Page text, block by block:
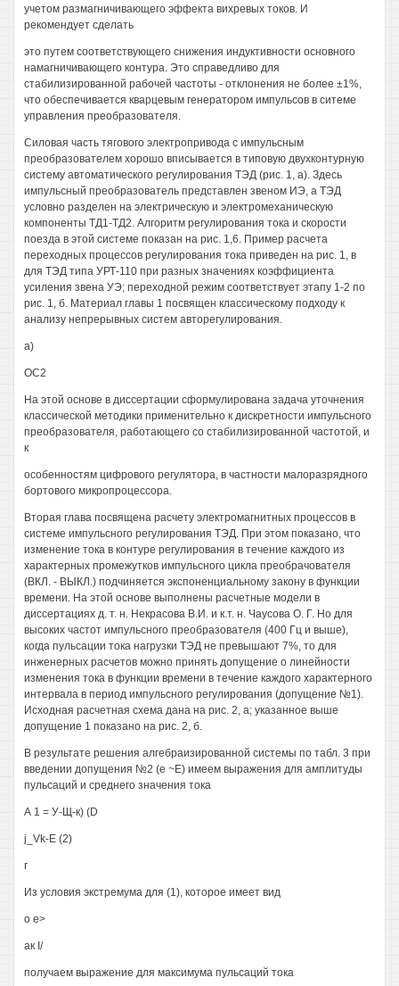
учетом размагничивающего эффекта вихревых токов. И
рекомендует сделать
это путем соответствующего снижения индуктивности основного
намагничивающего контура. Это справедливо для
стабилизированной рабочей частоты - отклонения не более ±1%,
что обеспечивается кварцевым генератором импульсов в ситеме
управления преобразователя.
Силовая часть тягового электропривода с импульсным
преобразователем хорошо вписывается в типовую двухконтурную
систему автоматического регулирования ТЭД (рис. 1, а). Здесь
импульсный преобразователь представлен звеном ИЭ, а ТЭД
условно разделен на электрическую и электромеханическую
компоненты ТД1-ТД2. Алгоритм регулирования тока и скорости
поезда в этой системе показан на рис. 1,6. Пример расчета
переходных процессов регулирования тока приведен на рис. 1, в
для ТЭД типа УРТ-110 при разных значениях коэффициента
усиления звена УЭ; переходной режим соответствует этапу 1-2 по
рис. 1, б. Материал главы 1 посвящен классическому подходу к
анализу непрерывных систем авторегулирования.
а)
ОС2
На этой основе в диссертации сформулирована задача уточнения
классической методики применительно к дискретности импульсного
преобразователя, работающего со стабилизированной частотой, и
к
особенностям цифрового регулятора, в частности малоразрядного
бортового микропроцессора.
Вторая глава посвящена расчету электромагнитных процессов в
системе импульсного регулирования ТЭД. При этом показано, что
изменение тока в контуре регулирования в течение каждого из
характерных промежутков импульсного цикла преобрачователя
(ВКЛ. - ВЫКЛ.) подчиняется экспоненциальному закону в функции
времени. На этой основе выполнены расчетные модели в
диссертациях д. т. н. Некрасова В.И. и к.т. н. Чаусова О. Г. Но для
высоких частот импульсного преобразователя (400 Гц и выше),
когда пульсации тока нагрузки ТЭД не превышают 7%, то для
инженерных расчетов можно принять допущение о линейности
изменения тока в функции времени в течение каждого характерного
интервала в период импульсного регулирования (допущение №1).
Исходная расчетная схема дана на рис. 2, а; указанное выше
допущение 1 показано на рис. 2, б.
В результате решения алгебраизированной системы по табл. 3 при
введении допущения №2 (е ~Е) имеем выражения для амплитуды
пульсаций и среднего значения тока
А 1 = У-Щ-к) (D
j_Vk-E (2)
г
Из условия экстремума для (1), которое имеет вид
о е>
ак I/
получаем выражение для максимума пульсаций тока